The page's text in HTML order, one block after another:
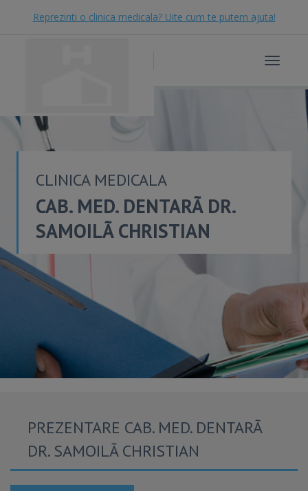
Reprezinti o clinica medicala? Uite cum te putem ajuta!
Toggle
CLINICA MEDICALA
CAB. MED. DENTARÃ DR.
SAMOILÃ CHRISTIAN
PREZENTARE CAB. MED. DENTARÃ
DR. SAMOILÃ CHRISTIAN